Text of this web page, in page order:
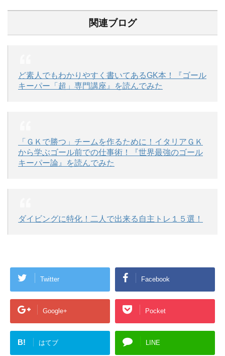
関連ブログ
ど素人でもわかりやすく書いてあるGK本！『ゴール
キーパー「超」専門講座』を読んでみた
「ＧＫで勝つ」チームを作るために！イタリアＧＫ
から学ぶゴール前での仕事術！『世界最強のゴール
キーパー論』を読んでみた
ダイビングに特化！二人で出来る自主トレ１５選！
Twitter Facebook
Google+ Pocket
B! はてブ LINE